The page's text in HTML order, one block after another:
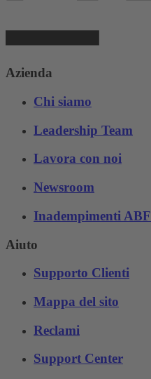
Azienda
Chi siamo
Leadership Team
Lavora con noi
Newsroom
Inadempimenti ABF
Aiuto
Supporto Clienti
Mappa del sito
Reclami
Support Center